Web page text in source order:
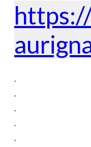
.
.
.
.
.